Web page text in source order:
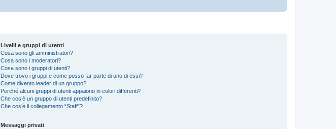
Livelli e gruppi di utenti
Cosa sono gli amministratori?
Cosa sono i moderatori?
Cosa sono i gruppi di utenti?
Dove trovo i gruppi e come posso far parte di uno di essi?
Come divento leader di un gruppo?
Perché alcuni gruppi di utenti appaiono in colori differenti?
Che cos’è un gruppo di utenti predefinito?
Che cos’è il collegamento “Staff”?
Messaggi privati